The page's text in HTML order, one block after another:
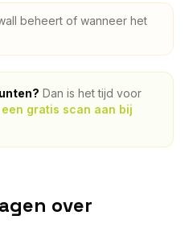
beheert of wanneer het
Dan is het tijd voor
gratis scan aan bij
over